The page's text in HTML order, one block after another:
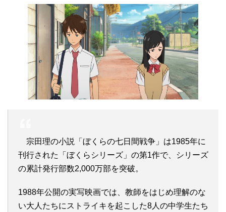
宗田理の小説「ぼくらの七日間戦争」は1985年に
刊行された「ぼくらシリーズ」の第1作で、シリーズ
の累計発行部数2,000万部を突破。
1988年公開の実写映画では、教師をはじめ理解のな
い大人たちにストライキを起こした8人の中学生たち